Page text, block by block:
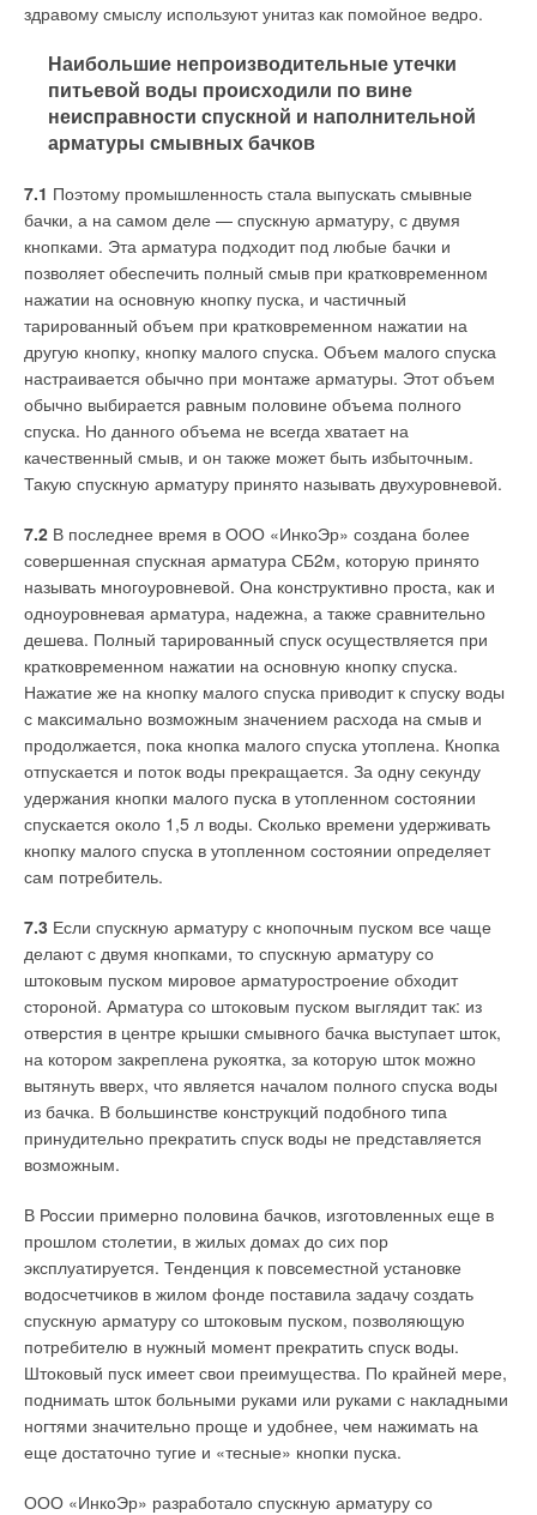
здравому смыслу используют унитаз как помойное ведро.
Наибольшие непроизводительные утечки
питьевой воды происходили по вине
неисправности спускной и наполнительной
арматуры смывных бачков
7.1 Поэтому промышленность стала выпускать смывные
бачки, а на самом деле — спускную арматуру, с двумя
кнопками. Эта арматура подходит под любые бачки и
позволяет обеспечить полный смыв при кратковременном
нажатии на основную кнопку пуска, и частичный
тарированный объем при кратковременном нажатии на
другую кнопку, кнопку малого спуска. Объем малого спуска
настраивается обычно при монтаже арматуры. Этот объем
обычно выбирается равным половине объема полного
спуска. Но данного объема не всегда хватает на
качественный смыв, и он также может быть избыточным.
Такую спускную арматуру принято называть двухуровневой.
7.2 В последнее время в ООО «ИнкоЭр» создана более
совершенная спускная арматура СБ2м, которую принято
называть многоуровневой. Она конструктивно проста, как и
одноуровневая арматура, надежна, а также сравнительно
дешева. Полный тарированный спуск осуществляется при
кратковременном нажатии на основную кнопку спуска.
Нажатие же на кнопку малого спуска приводит к спуску воды
с максимально возможным значением расхода на смыв и
продолжается, пока кнопка малого спуска утоплена. Кнопка
отпускается и поток воды прекращается. За одну секунду
удержания кнопки малого пуска в утопленном состоянии
спускается около 1,5 л воды. Сколько времени удерживать
кнопку малого спуска в утопленном состоянии определяет
сам потребитель.
7.3 Если спускную арматуру с кнопочным пуском все чаще
делают с двумя кнопками, то спускную арматуру со
штоковым пуском мировое арматуростроение обходит
стороной. Арматура со штоковым пуском выглядит так: из
отверстия в центре крышки смывного бачка выступает шток,
на котором закреплена рукоятка, за которую шток можно
вытянуть вверх, что является началом полного спуска воды
из бачка. В большинстве конструкций подобного типа
принудительно прекратить спуск воды не представляется
возможным.
В России примерно половина бачков, изготовленных еще в
прошлом столетии, в жилых домах до сих пор
эксплуатируется. Тенденция к повсеместной установке
водосчетчиков в жилом фонде поставила задачу создать
спускную арматуру со штоковым пуском, позволяющую
потребителю в нужный момент прекратить спуск воды.
Штоковый пуск имеет свои преимущества. По крайней мере,
поднимать шток больными руками или руками с накладными
ногтями значительно проще и удобнее, чем нажимать на
еще достаточно тугие и «тесные» кнопки пуска.
ООО «ИнкоЭр» разработало спускную арматуру со